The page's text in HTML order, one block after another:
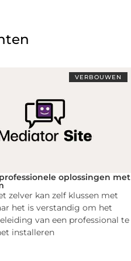
VERBOUWEN
oplossingen met
zelver kan zelf klussen met
het is verstandig om het
van een professional te
installeren